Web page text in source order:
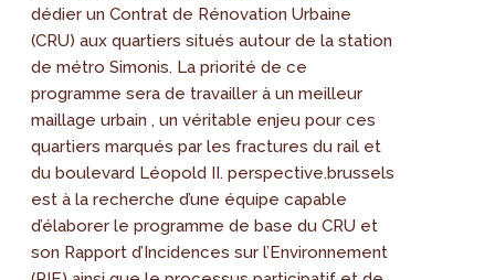
dédier un Contrat de Rénovation Urbaine
(CRU) aux quartiers situés autour de la station
de métro Simonis. La priorité de ce
programme sera de travailler à un meilleur
maillage urbain , un véritable enjeu pour ces
quartiers marqués par les fractures du rail et
du boulevard Léopold II. perspective.brussels
est à la recherche d’une équipe capable
d’élaborer le programme de base du CRU et
son Rapport d’Incidences sur l’Environnement